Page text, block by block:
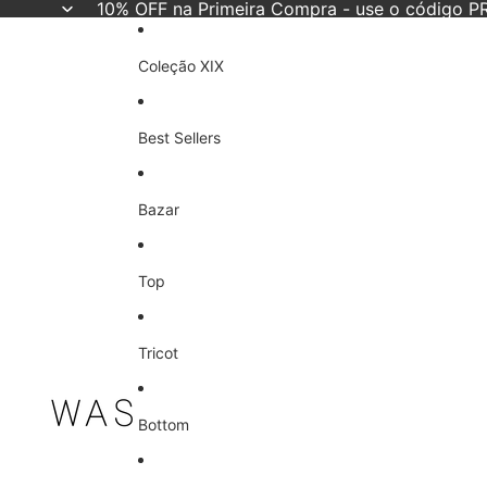
10% OFF na Primeira Compra - use o código
Coleção XIX
Best Sellers
Bazar
Top
Tricot
Bottom